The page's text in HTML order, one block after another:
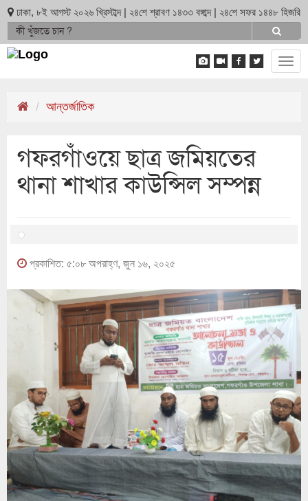
ঢাকা, ৮ই আগস্ট ২০২৬ খ্রিস্টাব্দ | ২৪শে শ্রাবণ ১৪৩৩ বঙ্গাব্দ | ২৪শে সফর ১৪৪৮ হিজরি
আন্তর্জাতিক
গফরগাঁওয়ে ছাত্র জমিয়তের
থানা শাখার কাউন্সিল সম্পন্ন
প্রকাশিত: ৫:০৮ অপরাহ্ণ, জুন ১৬, ২০২৫